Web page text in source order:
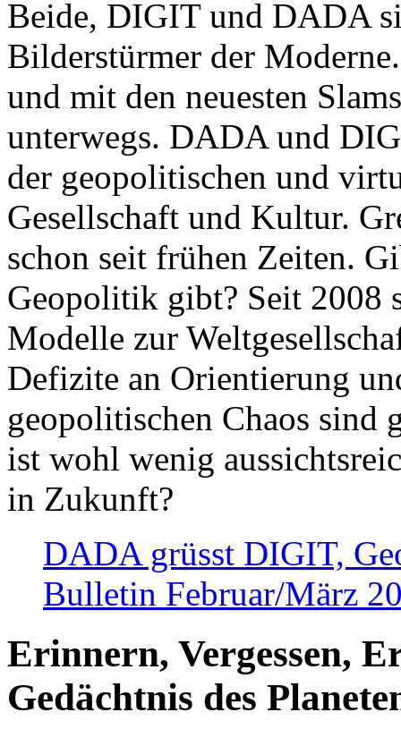
Beide, DIGIT und DADA
Bilderstürmer der
und mit den neuesten
unterwegs. DADA und
der geopolitischen und
Gesellschaft und Kultur.
schon seit frühen Zeiten.
Geopolitik gibt? Seit 2008
Modelle zur
Defizite an Orientierung
geopolitischen Chaos sind
ist wohl wenig
in Zukunft?
DADA grüsst DIGIT,
Bulletin Februar/März
Erinnern, Vergessen,
Gedächtnis des